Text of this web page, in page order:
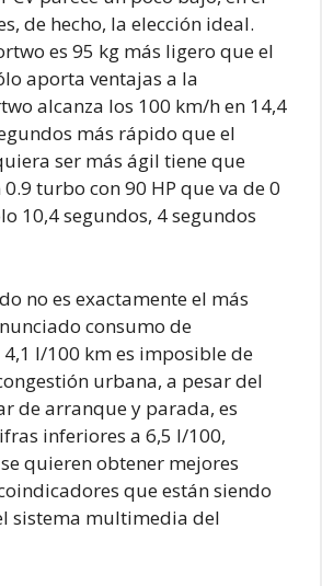
de hecho, la elección ideal.
es 95 kg más ligero que el
aporta ventajas a la
alcanza los 100 km/h en 14,4
más rápido que el
ser más ágil tiene que
turbo con 90 HP que va de 0
10,4 segundos, 4 segundos
no es exactamente el más
consumo de
l/100 km es imposible de
urbana, a pesar del
de arranque y parada, es
inferiores a 6,5 l/100,
quieren obtener mejores
que están siendo
sistema multimedia del